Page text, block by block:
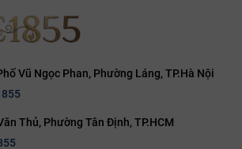
Vũ Ngọc Phan, Phường Láng, TP.Hà Nội
855
Thủ, Phường Tân Định, TP.HCM